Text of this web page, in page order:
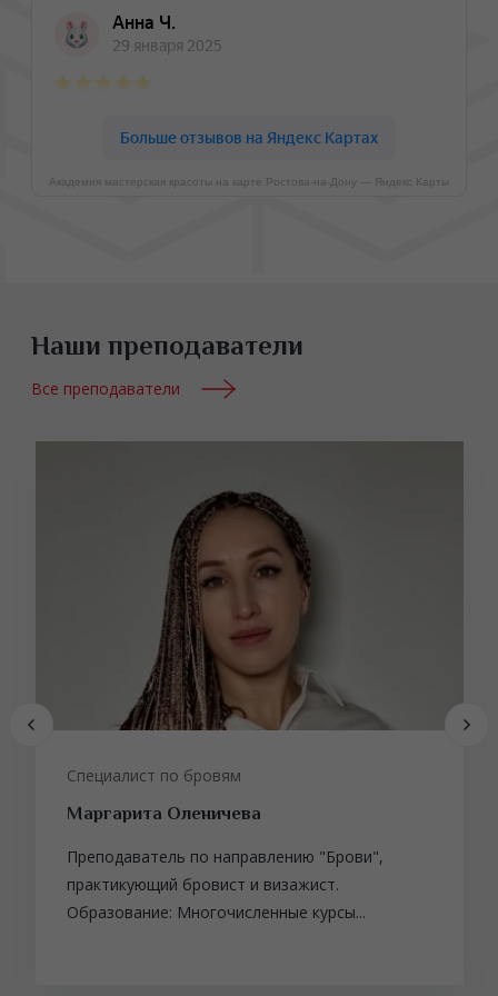
Академия мастерская красоты на карте Ростова‑на‑Дону — Яндекс Карты
Наши преподаватели
Все преподаватели
Специалист по бровям
Маргарита Оленичева
Преподаватель по направлению "Брови",
практикующий бровист и визажист.
Образование: Многочисленные курсы...